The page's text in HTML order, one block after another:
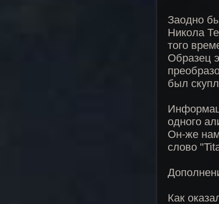
Заодно
Никола
того
Образец
был
одного
Он-же
слово
Как